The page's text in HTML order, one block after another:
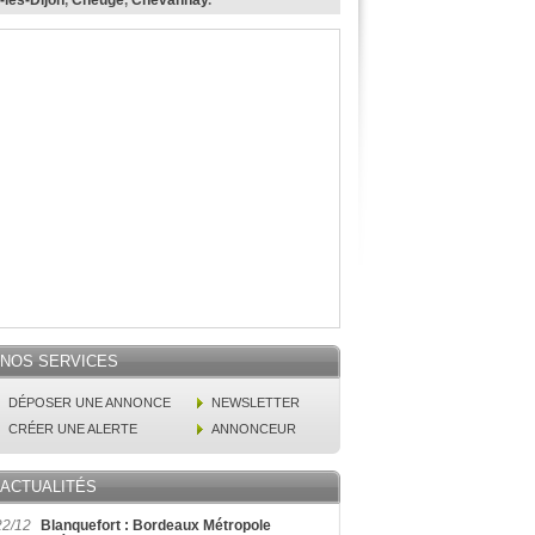
NOS SERVICES
DÉPOSER UNE ANNONCE
NEWSLETTER
CRÉER UNE ALERTE
ANNONCEUR
ACTUALITÉS
12
Blanquefort : Bordeaux Métropole